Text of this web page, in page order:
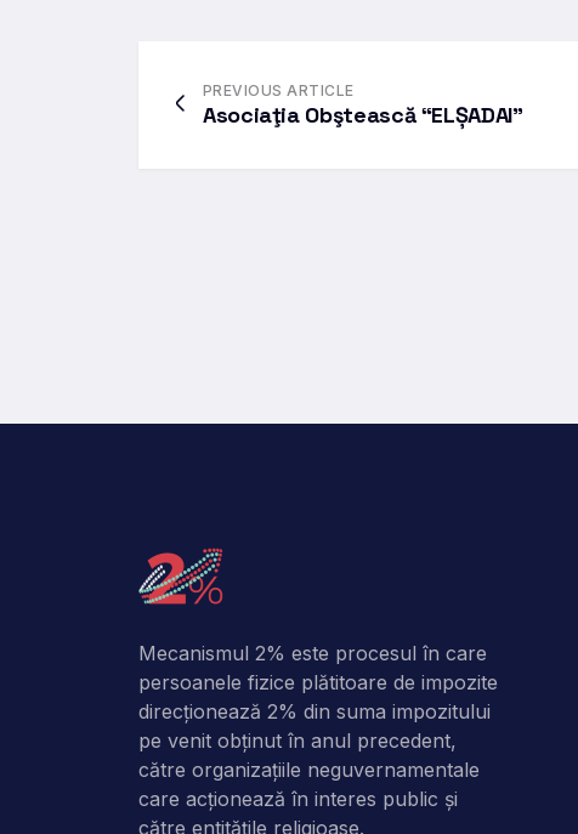
PREVIOUS ARTICLE
Asociaţia Obştească “ELȘADAI”
Mecanismul 2% este procesul în care
persoanele fizice plătitoare de impozite
direcţionează 2% din suma impozitului
pe venit obţinut în anul precedent,
către organizaţiile neguvernamentale
care acţionează în interes public şi
către entitățile religioase.